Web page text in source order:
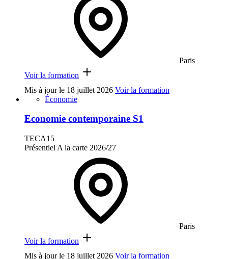
Paris
Voir la formation
Mis à jour le 18 juillet 2026 Voir la formation
Économie
Economie contemporaine S1
TECA15
Présentiel A la carte 2026/27
Paris
Voir la formation
Mis à jour le 18 juillet 2026 Voir la formation